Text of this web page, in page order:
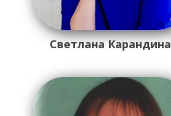
Светлана Карандина